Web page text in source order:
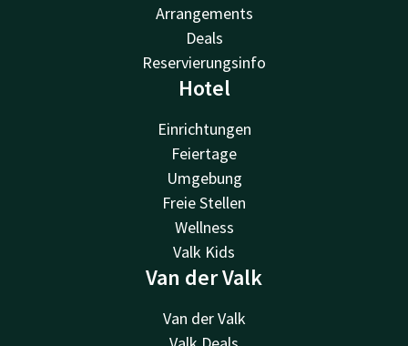
Arrangements
Deals
Reservierungsinfo
Hotel
Einrichtungen
Feiertage
Umgebung
Freie Stellen
Wellness
Valk Kids
Van der Valk
Van der Valk